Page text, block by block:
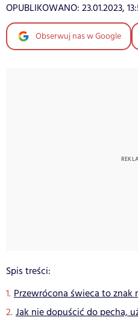
OPUBLIKOWANO: 23.01.2023,
Obserwuj nas w Google
Spis treści:
Przewrócona świeca to znak
Jak nie dopuścić do pecha,